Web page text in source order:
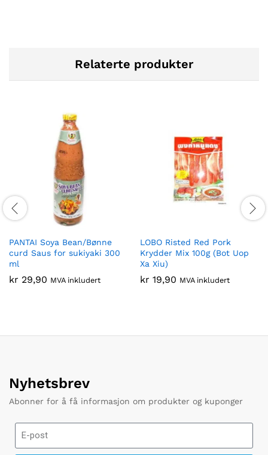
Relaterte produkter
PANTAI Soya Bean/Bønne
curd Saus for sukiyaki 300
ml
kr 29,90 MVA inkludert
LOBO Risted Red Pork
Krydder Mix 100g (Bot Uop
Xa Xiu)
kr 19,90 MVA inkludert
Nyhetsbrev
Abonner for å få informasjon om produkter og kuponger